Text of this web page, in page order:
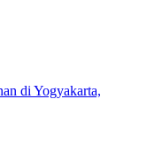
di Yogyakarta,